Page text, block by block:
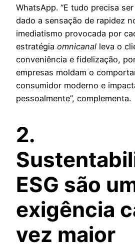
WhatsApp. “E tudo precisa
dado a sensação de rapidez
imediatismo provocada por
estratégia omnicanal leva o
conveniência e fidelização,
empresas moldam o
consumidor moderno e
pessoalmente”, complementa.
2.
ESG são
exigência
vez maior